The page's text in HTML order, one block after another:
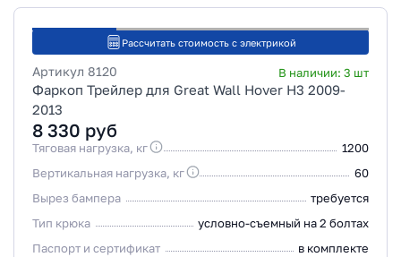
Рассчитать стоимость с электрикой
Артикул 8120 В наличии: 3 шт
Фаркоп Трейлер для Great Wall Hover Н3 2009-
2013
8 330 руб
Тяговая нагрузка, кг
1200
Вертикальная нагрузка, кг
60
Вырез бампера
требуется
Тип крюка
условно-съемный на 2 болтах
Паспорт и сертификат
в комплекте